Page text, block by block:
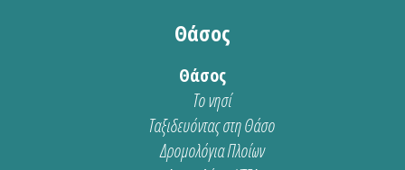
Θάσος
Θάσος
Το νησί
Ταξιδευόντας στη Θάσο
Δρομολόγια Πλοίων